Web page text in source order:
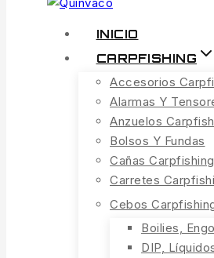
INICIO
CARPFISHING
Accesorios
Alarmas Y
Anzuelos
Bolsos Y Fundas
Cañas Carpfishing
Carretes
Cebos
Boilies,
DIP,